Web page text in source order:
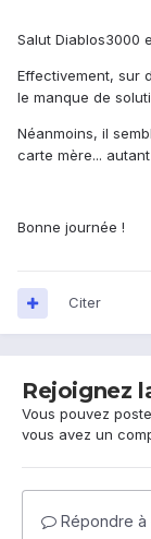
Salut Diablos3000
Effectivement, sur
le manque de
Néanmoins, il
carte mère...
Bonne journée !
Citer
Rejoignez
Vous pouvez
vous avez un
Répondre